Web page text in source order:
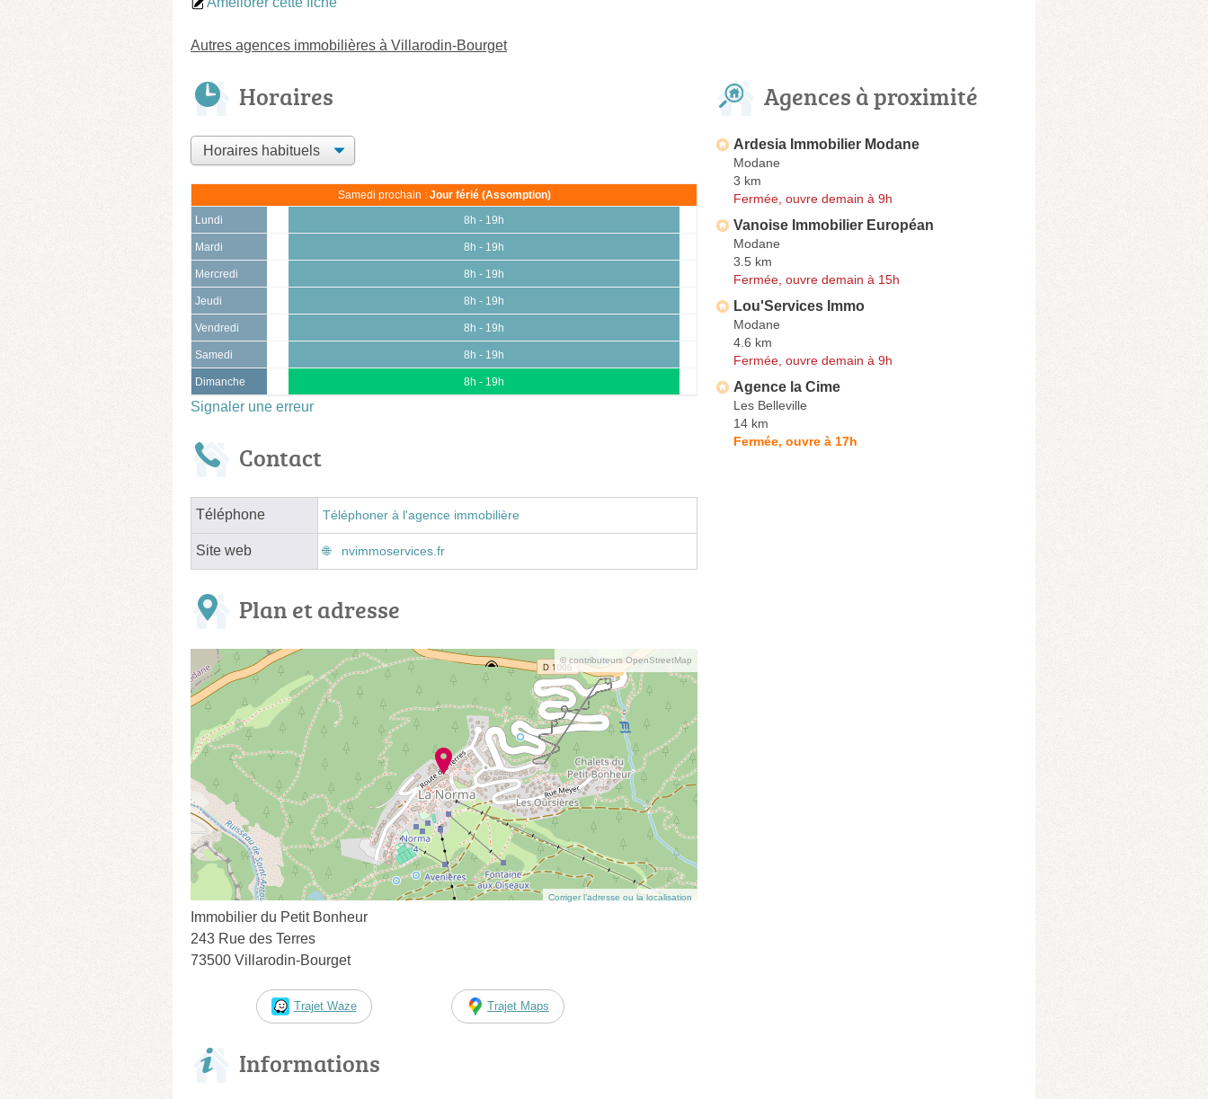
Autres agences immobilières à Villarodin-Bourget
Horaires
Samedi prochain : Jour férié (Assomption)
Lundi 8h - 19h
Mardi 8h - 19h
Mercredi 8h - 19h
Jeudi 8h - 19h
Vendredi 8h - 19h
Samedi 8h - 19h
Dimanche 8h - 19h
Signaler une erreur
Contact
Téléphone Téléphoner à l'agence immobilière
Site web nvimmoservices.fr
Plan et adresse
© contributeurs OpenStreetMap
Corriger l’adresse ou la localisation
Immobilier du Petit Bonheur
243 Rue des Terres
73500 Villarodin-Bourget
Trajet Waze Trajet Maps
Informations
Agences à proximité
Ardesia Immobilier Modane
Modane
3 km
Fermée, ouvre demain à 9h
Vanoise Immobilier Européan
Modane
3.5 km
Fermée, ouvre demain à 15h
Lou'Services Immo
Modane
4.6 km
Fermée, ouvre demain à 9h
Agence la Cime
Les Belleville
14 km
Fermée, ouvre à 17h